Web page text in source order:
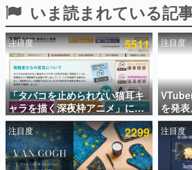
殿堂入り記事
SNS拡散数が数千以上！ ペー
ど。多くの人々に読まれた、
事をまとめました。
ゲームの企画書
名作ゲームクリエイターの方
聞きし、ヒットする企画（ゲ
きます。
赫本
この物語を解いてはいけない
の形をした短編ホラー小説集で
いま読まれている記
注目度 5511
「タバコを止められない猫耳キ
ャラを描く深夜枠アニメ」に視
聴者の一部から批判意見。違法
薬物の使用と思しき描写も含め
て、BPOが議論を交わす
注目度
を発
日15
注目度 2299 注目度